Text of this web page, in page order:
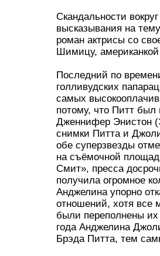
Скандальности
высказывания на
роман актрисы со
Шимицу, американкой
Последний по
голливудских
самых
потому, что Питт был
Дженнифер Энистон
снимки Питта и
обе суперзвезды
на съёмочной
Смит», пресса
получила огромное
Анджелина упорно
отношений, хотя все
были переполнены
года Анджелина
Брэда Питта, тем